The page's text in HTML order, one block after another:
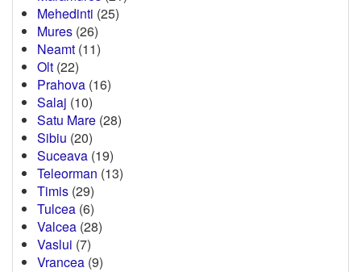
Mehedinti (25)
Mures (26)
Neamt (11)
Olt (22)
Prahova (16)
Salaj (10)
Satu Mare (28)
Sibiu (20)
Suceava (19)
Teleorman (13)
Timis (29)
Tulcea (6)
Valcea (28)
Vaslui (7)
Vrancea (9)